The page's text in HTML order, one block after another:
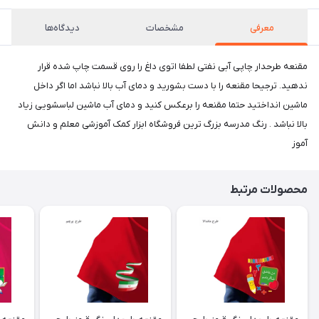
معرفی مشخصات دیدگاه‌ها
مقنعه طرحدار چاپی آبی نفتی لطفا اتوی داغ را روی قسمت چاپ شده قرار
ندهید. ترجیحا مقنعه را با دست بشورید و دمای آب بالا نباشد اما اگر داخل
ماشین انداختید حتما مقنعه را برعکس کنید و دمای آب ماشین لباسشویی زیاد
بالا نباشد . رنگ مدرسه بزرگ ترین فروشگاه ابزار کمک آموزشی معلم و دانش
آموز
محصولات مرتبط